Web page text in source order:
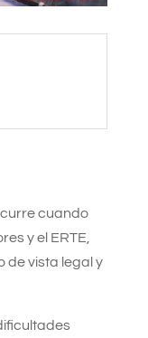
cuando
y el ERTE,
de vista legal y